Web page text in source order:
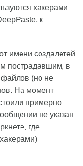
хакерами
к
имени создалетей
пострадавшим, в
(но не
На момент
примерно
не указан
где